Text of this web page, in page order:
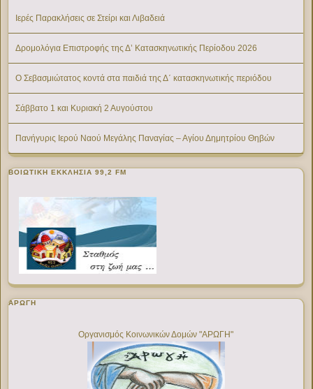
Ιερές Παρακλήσεις σε Στείρι και Λιβαδειά
Δρομολόγια Επιστροφής της Δ’ Κατασκηνωτικής Περίοδου 2026
Ο Σεβασμιώτατος κοντά στα παιδιά της Δ΄ κατασκηνωτικής περιόδου
Σάββατο 1 και Κυριακή 2 Αυγούστου
Πανήγυρις Ιερού Ναού Μεγάλης Παναγίας – Αγίου Δημητρίου Θηβών
ΒΟΙΩΤΙΚΉ ΕΚΚΛΗΣΊΑ 99,2 FM
ΑΡΩΓΗ
Οργανισμός Κοινωνικών Δομών "ΑΡΩΓΗ"